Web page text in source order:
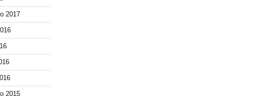
2017
2015